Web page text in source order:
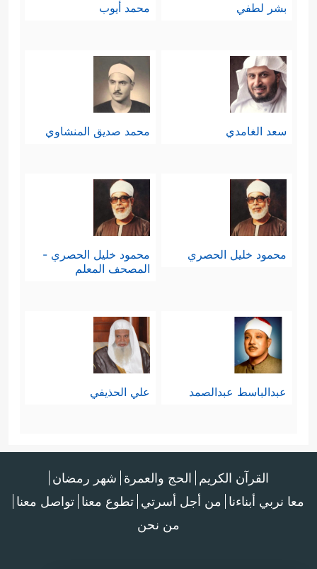
بشر لطفي محمد أيوب
سعد الغامدي محمد صديق المنشاوي
محمود خليل الحصري
محمود خليل الحصري -
المصحف المعلم
عبدالباسط عبدالصمد علي الحذيفي
القرآن الكريم الحج والعمرة شهر رمضان
معا نربي أبناءنا من أجل أسرتي تطوع معنا تواصل معنا
من نحن